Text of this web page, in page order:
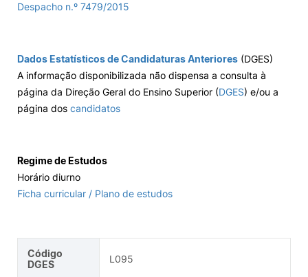
Despacho n.º 7479/2015
Dados Estatísticos de Candidaturas Anteriores (DGES)
A informação disponibilizada não dispensa a consulta à
página da Direção Geral do Ensino Superior (DGES) e/ou a
página dos candidatos
Regime de Estudos
Horário diurno
Ficha curricular / Plano de estudos
Código
DGES
L095